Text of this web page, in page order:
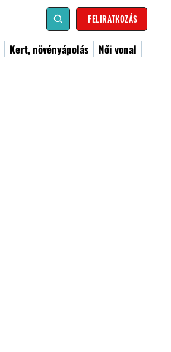
FELIRATKOZÁS
Kert, növényápolás
Női vonal